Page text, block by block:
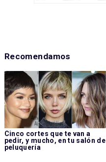
Recomendamos
Cinco cortes que te van a
pedir, y mucho, en tu salón de
peluquería